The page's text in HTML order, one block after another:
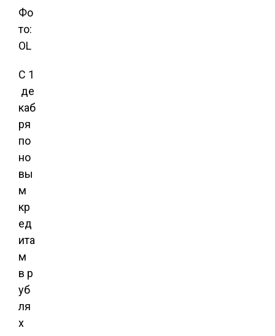
Фо
то:
OL
С 1
де
каб
ря
по
но
вы
м
кр
ед
ита
м
в р
уб
ля
х